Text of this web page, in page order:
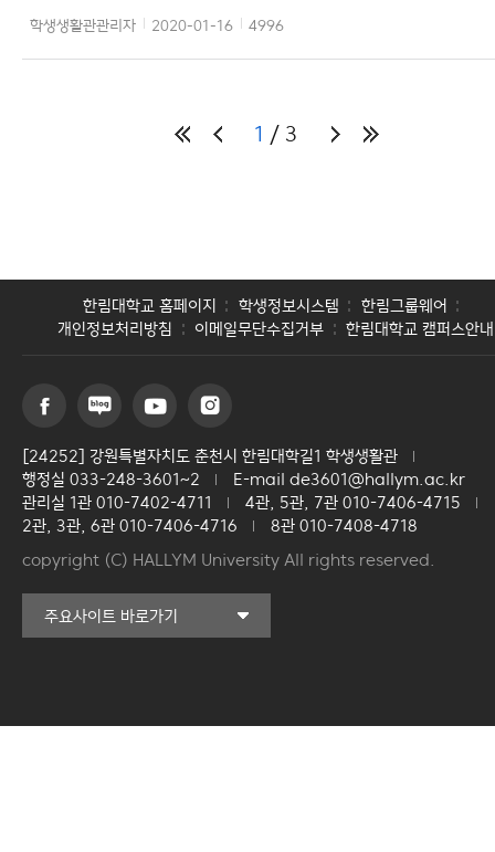
학생생활관관리자 2020-01-16 4996
1 3
한림대학교 홈페이지 학생정보시스템
한림그룹웨어
개인정보처리방침
이메일무단수집거부 한림대학교 캠퍼스안내
[24252] 강원특별자치도 춘천시 한림대학길1 학생생활관
행정실 033-248-3601~2
E-mail de3601@hallym.ac.kr
관리실 1관 010-7402-4711
4관, 5관, 7관 010-7406-4715
2관, 3관, 6관 010-7406-4716
8관 010-7408-4718
copyright (C) HALLYM University All rights reserved.
주요사이트 바로가기
커뮤니티교육원
국제학생증신청